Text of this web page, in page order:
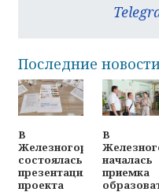
Последние
В
Железногорске
состоялась
презентация
проекта
В
началась
приемка